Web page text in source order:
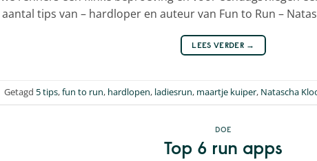
tips van – hardloper en auteur van Fun to Run –
LEES VERDER →
Getagd 5 tips,fun to run, hardlopen, ladiesrun, maartje kuiper, Natascha
DOE
Top 6 run apps